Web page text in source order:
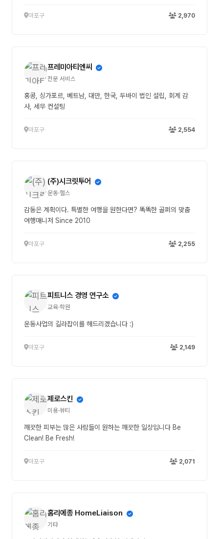
마포구 2,970
프레미아티엔씨
전문 서비스
홍콩, 싱가포르, 베트남, 대만, 한국, 두바이 법인 설립, 회계 감
사, 세무 컨설팅
마포구 2,554
(주)시크릿투어
운동·헬스
감동은 계획이다. 특별한 여행을 원한다면? 똑똑한 골퍼의 맞춤
여행매니저 Since 2010
마포구 2,255
피트니스 경영 연구소
교육·학원
운동사업의 길라잡이를 해드리겠습니다 :)
마포구 2,149
제로스킨
미용·뷰티
깨끗한 피부는 많은 사람들이 원하는 깨끗한 일상입니다 Be
Clean! Be Fresh!
마포구 2,071
홈리에종 HomeLiaison
기타